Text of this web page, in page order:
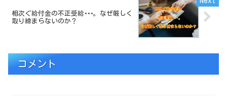
相次ぐ給付金の不正受給･･･。なぜ厳しく
取り締まらないのか？
コメント